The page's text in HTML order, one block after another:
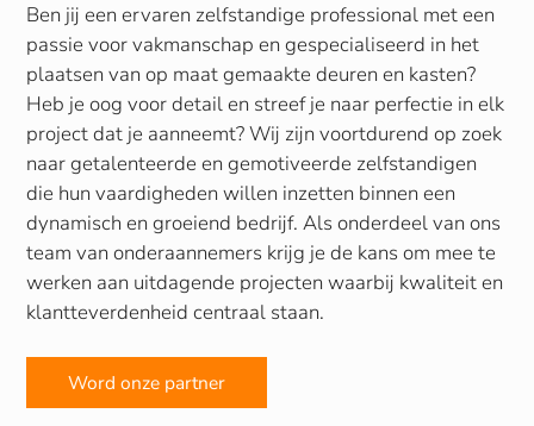
Ben jij een ervaren zelfstandige professional met een
passie voor vakmanschap en gespecialiseerd in het
plaatsen van op maat gemaakte deuren en kasten?
Heb je oog voor detail en streef je naar perfectie in elk
project dat je aanneemt? Wij zijn voortdurend op zoek
naar getalenteerde en gemotiveerde zelfstandigen
die hun vaardigheden willen inzetten binnen een
dynamisch en groeiend bedrijf. Als onderdeel van ons
team van onderaannemers krijg je de kans om mee te
werken aan uitdagende projecten waarbij kwaliteit en
klantteverdenheid centraal staan.
Word onze partner